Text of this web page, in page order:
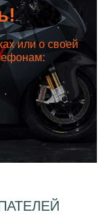
или о своей